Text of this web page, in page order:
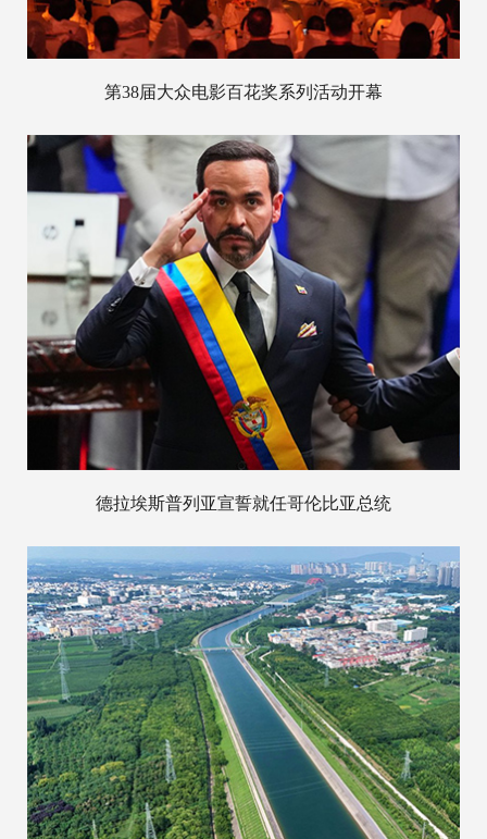
第38届大众电影百花奖系列活动开幕
德拉埃斯普列亚宣誓就任哥伦比亚总统